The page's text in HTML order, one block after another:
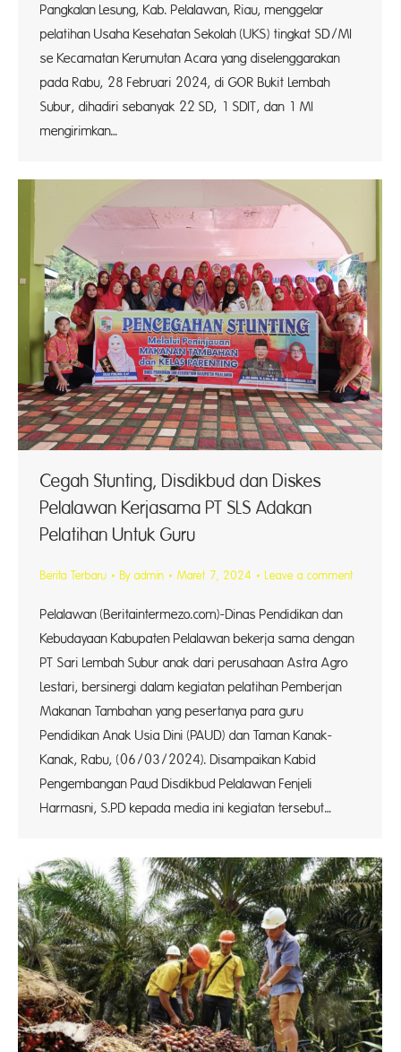
Pangkalan Lesung, Kab. Pelalawan, Riau, menggelar
pelatihan Usaha Kesehatan Sekolah (UKS) tingkat SD/MI
se Kecamatan Kerumutan Acara yang diselenggarakan
pada Rabu, 28 Februari 2024, di GOR Bukit Lembah
Subur, dihadiri sebanyak 22 SD, 1 SDIT, dan 1 MI
mengirimkan…
Cegah Stunting, Disdikbud dan Diskes
Pelalawan Kerjasama PT SLS Adakan
Pelatihan Untuk Guru
Berita Terbaru By admin Maret 7, 2024 Leave a comment
Pelalawan (Beritaintermezo.com)-Dinas Pendidikan dan
Kebudayaan Kabupaten Pelalawan bekerja sama dengan
PT Sari Lembah Subur anak dari perusahaan Astra Agro
Lestari, bersinergi dalam kegiatan pelatihan Pemberjan
Makanan Tambahan yang pesertanya para guru
Pendidikan Anak Usia Dini (PAUD) dan Taman Kanak-
Kanak, Rabu, (06/03/2024). Disampaikan Kabid
Pengembangan Paud Disdikbud Pelalawan Fenjeli
Harmasni, S.PD kepada media ini kegiatan tersebut…